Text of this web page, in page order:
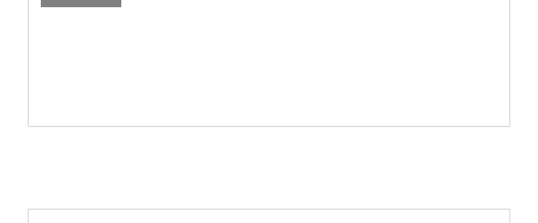
šipka
količina